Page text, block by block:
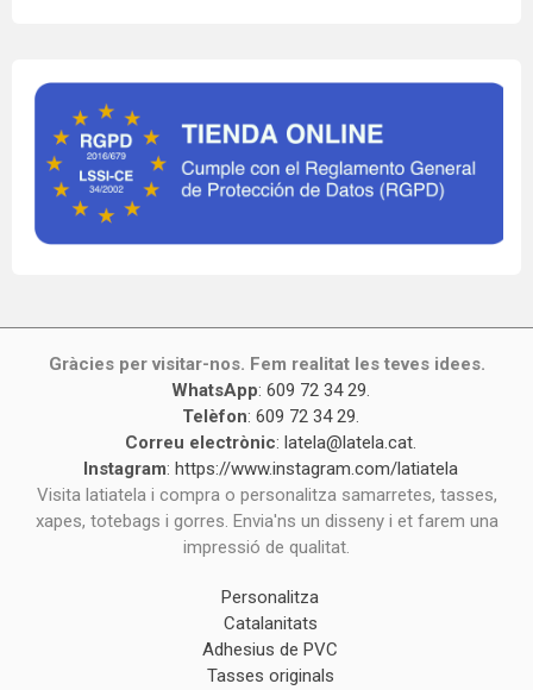
Gràcies per visitar-nos. Fem realitat les teves idees.
WhatsApp: 609 72 34 29.
Telèfon: 609 72 34 29.
Correu electrònic: latela@latela.cat.
Instagram: https://www.instagram.com/latiatela
Visita latiatela i compra o personalitza samarretes, tasses,
xapes, totebags i gorres. Envia'ns un disseny i et farem una
impressió de qualitat.
Personalitza
Catalanitats
Adhesius de PVC
Tasses originals